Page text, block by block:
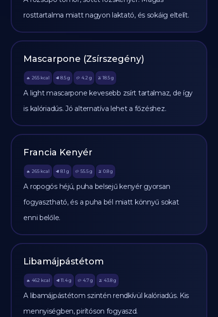
rosttartalma miatt nagyon laktató, és sokáig eltelít.
Mascarpone (Zsírszegény)
🔥 265 kcal 🥩 8.5 g 🥔 4.2 g 🫒 18.5 g
A light mascarpone kevesebb zsírt tartalmaz, de így
is kalóriadús. Jó alternatíva lehet a főzéshez.
Francia Kenyér
🔥 265 kcal 🥩 8.1 g 🥔 55.5g 🫒 0.8 g
A ropogós héjú, puha belsejű kenyér gyorsan
fogyasztható, és a puha bél miatt könnyű sokat
enni belőle.
Libamájpástétom
🔥 462 kcal 🥩 11.4 g 🥔 4.7g 🫒 43.8 g
A libamájpástétom szintén rendkívül kalóriadús. Kis
mennyiségben, pirítóson fogyaszd.